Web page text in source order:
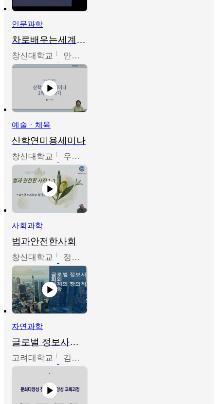
인문과학
차로배우는세계문화
창신대학교 안소영
예술ㆍ체육
산학연미용세미나
창신대학교 우미옥,오윤경,박선이
사회과학
법과안전한사회
창신대학교 정연균
자연과학
글로벌 정보사회와 통계의 창의적 기능
고려대학교 김희영